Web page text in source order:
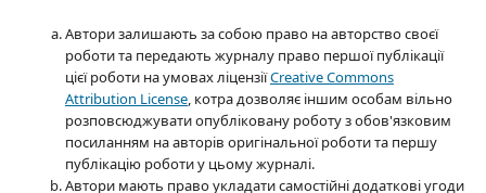
Автори залишають за собою право на авторство своєї
роботи та передають журналу право першої публікації
цієї роботи на умовах ліцензіїCreative Commons
Attribution License, котра дозволяє іншим особам вільно
розповсюджувати опубліковану роботу з обов'язковим
посиланням на авторів оригінальної роботи та першу
публікацію роботи у цьому журналі.
Автори мають право укладати самостійні додаткові угоди